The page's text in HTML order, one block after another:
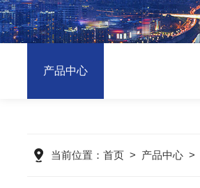
产品中心
当前位置： 首页 > 产品中心 >